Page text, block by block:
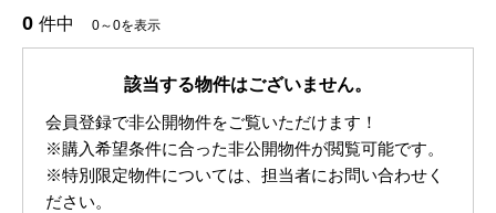
0 件中 0～0を表示
該当する物件はございません。
会員登録で非公開物件をご覧いただけます！
※購入希望条件に合った非公開物件が閲覧可能です。
※特別限定物件については、担当者にお問い合わせく
ださい。